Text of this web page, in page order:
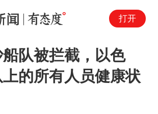
打开
队被拦截，以色
的所有人员健康状